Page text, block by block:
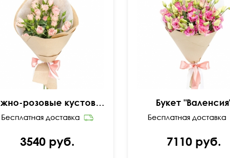
Нежно-розовые кустовые розы
3540 руб.
Букет
7110 руб.